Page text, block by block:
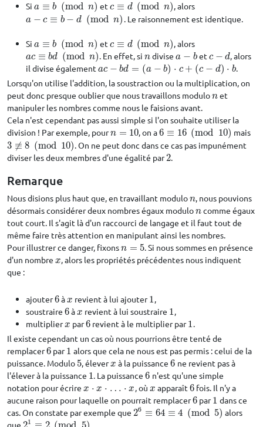
Si a ≡ b (mod n)
a≡ b( modn) etc ≡ d (mod n)
c ≡d( modn) , alors
a − c ≡ b − d (mod n)
a−c≡b −d modn . Le raisonnement est identique.
Si a ≡ b (mod n)
a≡ b( modn) etc ≡ d (mod n)
c ≡d( modn) , alors
ac ≡ bd (mod n)
ac≡ bd (modn) . En effet, sin
n divisea − b
a−b et c − d
c−d
, alors
il divise également ac − bd = (a − b) ⋅ c + (c − d) ⋅ b
ac−bd=(a −b )⋅c+(c −d )⋅ b
.
Lorsqu'on utilise l'addition, la soustraction ou la multiplication, on
peut donc presque oublier que nous travaillons modulon
n et
manipuler les nombres comme nous le faisions avant.
Cela n'est cependant pas aussi simple si l'on souhaite utiliser la
division ! Par exemple, pourn = 10
n= 10 , on a6 ≡ 16 (mod 10)
6 ≡16(mod10) mais
3 ≢ 8 (mod 10)
3 ≢8 (mod10)
. On ne peut donc dans ce cas pas impunément
diviser les deux membres d'une égalité par2
2.
Remarque
Nous disions plus haut que, en travaillant modulon
n, nous pouvions
désormais considérer deux nombres égaux modulon
n comme égaux
tout court. Il s'agit là d'un raccourci de langage et il faut tout de
même faire très attention en manipulant ainsi les nombres.
Pour illustrer ce danger, fixonsn = 5
n= 5
. Si nous sommes en présence
d'un nombre x
x , alors les propriétés précédentes nous indiquent
que :
ajouter6
6àx
x revient à lui ajouter1
1,
soustraire 6
6àx
x revient à lui soustraire 1
1,
multiplierx
x par6
6 revient à le multiplier par1
1.
Il existe cependant un cas où nous pourrions être tenté de
remplacer6
6 par1
1 alors que cela ne nous est pas permis : celui de la
puissance. Modulo 5
5, éleverx
x à la puissance6
6 ne revient pas à
l'élever à la puissance 1
1. La puissance6
6 n'est qu'une simple
notation pour écrire x ⋅ x ⋅ … ⋅ x
x⋅ x … ⋅ x , où x
x apparaît 6
6fois. Il n'y a
aucune raison pour laquelle on pourrait remplacer6
6 par1
1 dans ce
cas. On constate par exemple que 26 ≡ 64 ≡ 4 (mod 5)
26 ≡64≡4 (mod 5)
alors
que
1